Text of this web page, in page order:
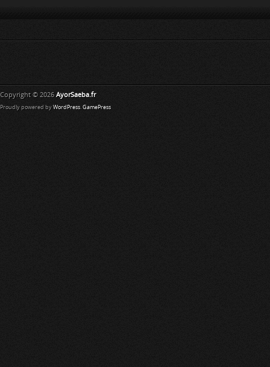
Copyright © 2026 AyorSaeba.fr
Proudly powered by WordPress. GamePress